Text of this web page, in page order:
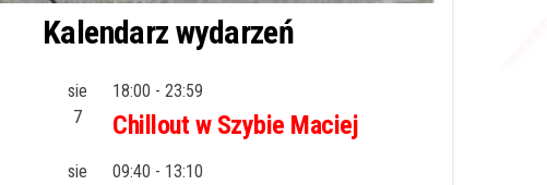
Kalendarz wydarzeń
sie
7
18:00 - 23:59
Chillout w Szybie Maciej
sie
09:40 - 13:10